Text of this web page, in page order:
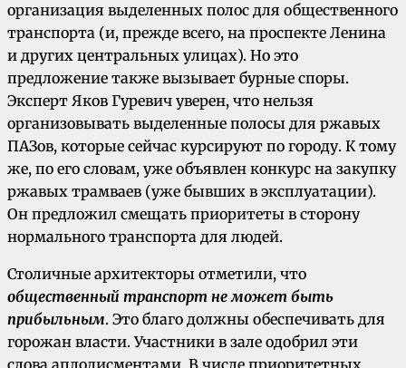
организация выделенных полос для общественного
транспорта (и, прежде всего, на проспекте Ленина
и других центральных улицах). Но это
предложение также вызывает бурные споры.
Эксперт Яков Гуревич уверен, что нельзя
организовывать выделенные полосы для ржавых
ПАЗов, которые сейчас курсируют по городу. К тому
же, по его словам, уже объявлен конкурс на закупку
ржавых трамваев (уже бывших в эксплуатации).
Он предложил смещать приоритеты в сторону
нормального транспорта для людей.
Столичные архитекторы отметили, что
общественный транспорт не может быть
прибыльным. Это благо должны обеспечивать для
горожан власти. Участники в зале одобрил эти